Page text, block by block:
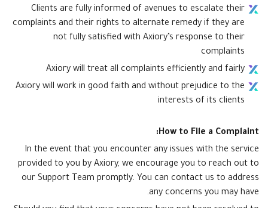
صناديق الاستثمار المتداولة في البورصات
Zero Account جديد الشفافية والأمان
الوثائق القانونية
تواصل معنا
English
ไทย
日本語 فتح حساب حقيقي
Trading is Risky.
Clients are fully informed of avenues to escalate their
complaints and their rights to alternate remedy if they are
not fully satisfied with Axiory’s response to their
complaints
Axiory will treat all complaints efficiently and fairly
Axiory will work in good faith and without prejudice to the
interests of its clients
How to File a Complaint:
In the event that you encounter any issues with the service
provided to you by Axiory, we encourage you to reach out to
our Support Team promptly. You can contact us to address
any concerns you may have.